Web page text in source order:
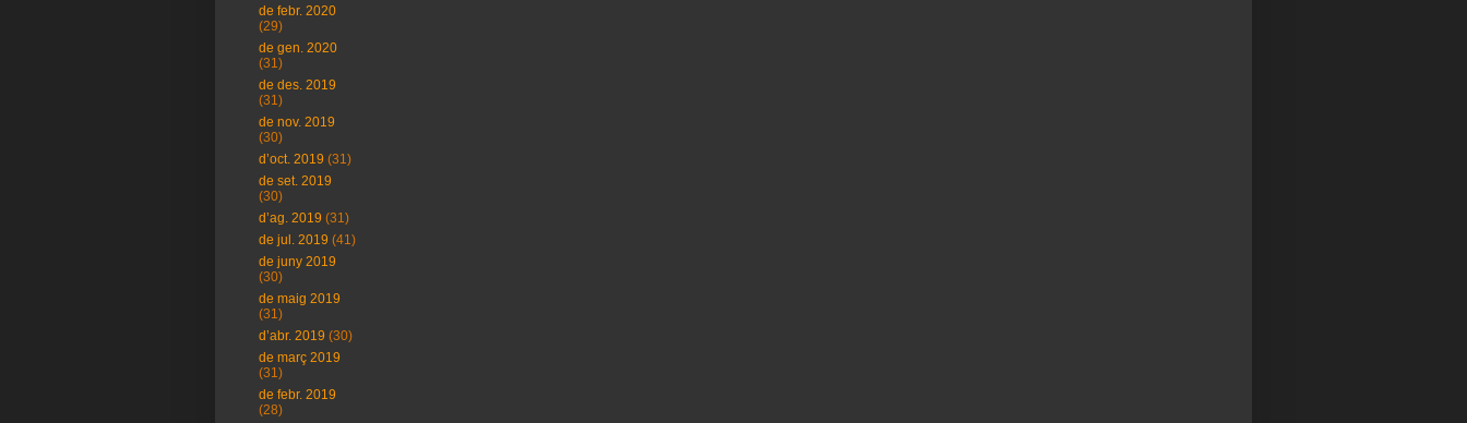
de febr. 2020
(29)
de gen. 2020
(31)
de des. 2019
(31)
de nov. 2019
(30)
d’oct. 2019 (31)
de set. 2019
(30)
d’ag. 2019 (31)
de jul. 2019 (41)
de juny 2019
(30)
de maig 2019
(31)
d’abr. 2019 (30)
de març 2019
(31)
de febr. 2019
(28)